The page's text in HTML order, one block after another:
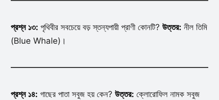
প্রশ্ন ১৩: পৃথিবীর সবচেয়ে বড় স্তন্যপায়ী প্রাণী কোনটি? উত্তর: নীল তিমি
(Blue Whale)।
প্রশ্ন ১৪: গাছের পাতা সবুজ হয় কেন? উত্তর: ক্লোরোফিল নামক সবুজ